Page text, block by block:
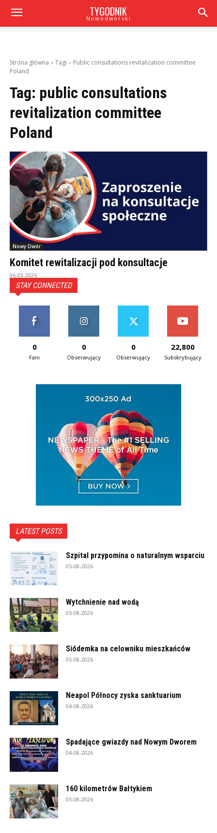
TYGODNIK
Nowodworski
Strona główna Tagi
Public consultations revitalization committee
Poland
Tag: public consultations
revitalization committee
Poland
Nowy Dwór
Komitet rewitalizacji pod konsultacje
06-03-2026
STAY CONNECTED
0
Fani
0
Obserwujący
0
Obserwujący
22,800
Subskrybujący
LATEST POSTS
Szpital przypomina o naturalnym wsparciu
05-08-2026
Wytchnienie nad wodą
05-08-2026
Siódemka na celowniku mieszkańców
05-08-2026
Neapol Północy zyska sanktuarium
04-08-2026
Spadające gwiazdy nad Nowym Dworem
04-08-2026
160 kilometrów Bałtykiem
03-08-2026